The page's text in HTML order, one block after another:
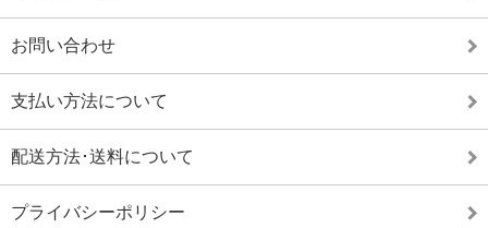
お問い合わせ
支払い方法について
配送方法･送料について
プライバシーポリシー